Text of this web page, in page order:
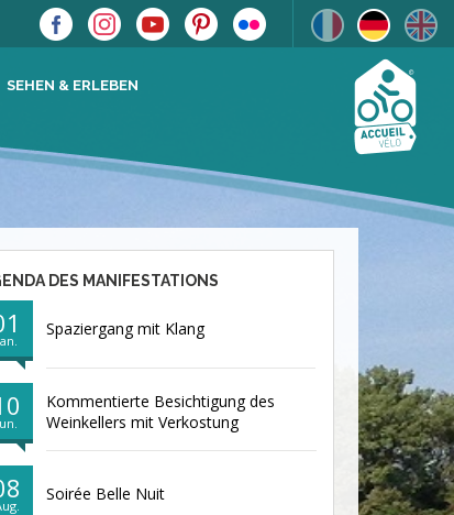
SEHEN & ERLEBEN
DES MANIFESTATIONS
Spaziergang mit Klang
Kommentierte Besichtigung des
Weinkellers mit Verkostung
Soirée Belle Nuit